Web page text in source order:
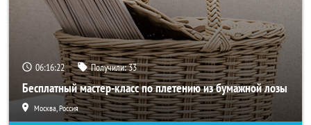
06:16:21 Получили:33
Бесплатный мастер-класс по плетению из бумажной лозы
Москва, Россия